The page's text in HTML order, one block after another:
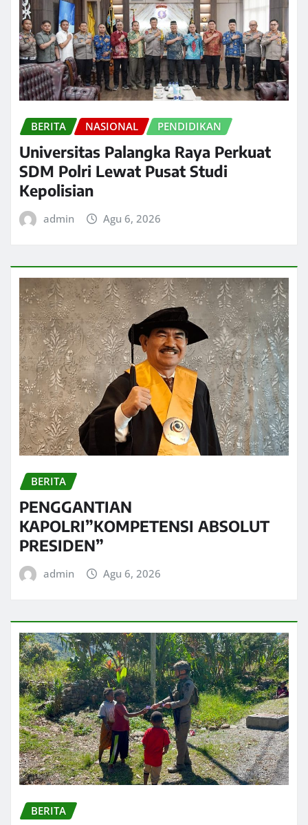
BERITA NASIONAL PENDIDIKAN
Universitas Palangka Raya Perkuat
SDM Polri Lewat Pusat Studi
Kepolisian
admin Agu 6, 2026
BERITA
PENGGANTIAN
KAPOLRI”KOMPETENSI ABSOLUT
PRESIDEN”
admin Agu 6, 2026
BERITA